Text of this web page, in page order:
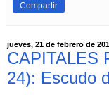
Compartir
jueves, 21 de febrero de
CAPITALES
24): Escudo